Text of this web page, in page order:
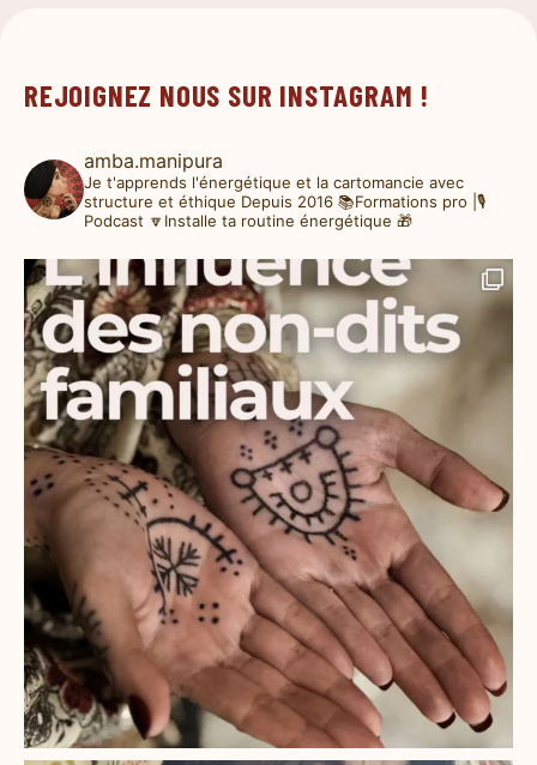
REJOIGNEZ NOUS SUR INSTAGRAM !
amba.manipura
Je t'apprends l'énergétique et la cartomancie avec
structure et éthique Depuis 2016 📚Formations pro |🎙️
Podcast 🔽Installe ta routine énergétique 🎁